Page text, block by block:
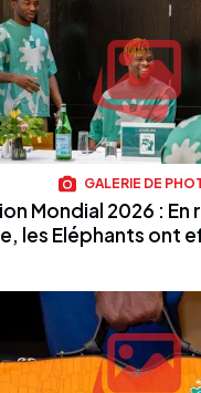
GALERIE DE
Mondial 2026 :
les Eléphants ont